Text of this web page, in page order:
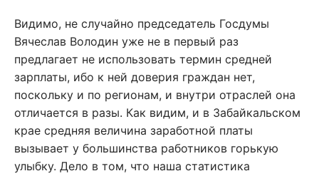
Видимо, не случайно председатель Госдумы
Вячеслав Володин уже не в первый раз
предлагает не использовать термин средней
зарплаты, ибо к ней доверия граждан нет,
поскольку и по регионам, и внутри отраслей она
отличается в разы. Как видим, и в Забайкальском
крае средняя величина заработной платы
вызывает у большинства работников горькую
улыбку. Дело в том, что наша статистика